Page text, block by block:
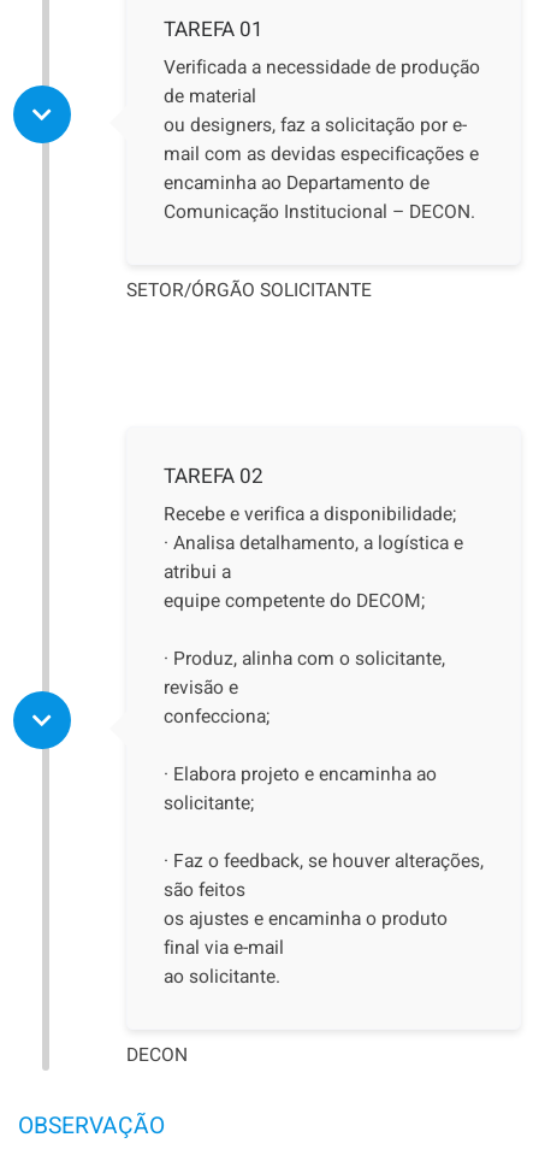
TAREFA 01
Verificada a necessidade de produção
de material
ou designers, faz a solicitação por e-
mail com as devidas especificações e
encaminha ao Departamento de
Comunicação Institucional – DECON.
SETOR/ÓRGÃO SOLICITANTE
TAREFA 02
Recebe e verifica a disponibilidade;
· Analisa detalhamento, a logística e
atribui a
equipe competente do DECOM;
· Produz, alinha com o solicitante,
revisão e
confecciona;
· Elabora projeto e encaminha ao
solicitante;
· Faz o feedback, se houver alterações,
são feitos
os ajustes e encaminha o produto
final via e-mail
ao solicitante.
DECON
OBSERVAÇÃO